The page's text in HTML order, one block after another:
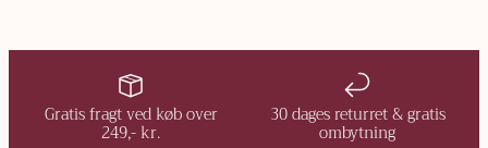
Gratis fragt ved køb over
249,- kr.
30 dages returret & gratis
ombytning